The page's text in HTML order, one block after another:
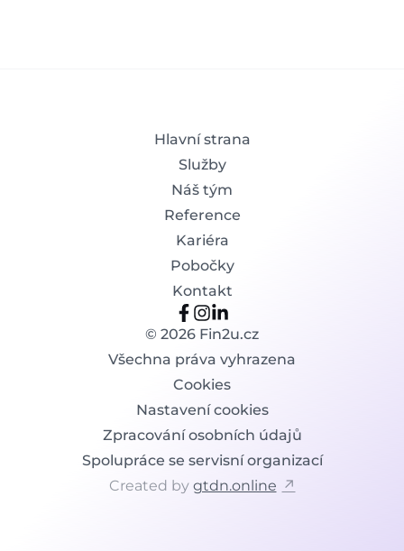
Hlavní strana
Služby
Náš tým
Reference
Kariéra
Pobočky
Kontakt
© 2026 Fin2u.cz
Všechna práva vyhrazena
Cookies
Nastavení cookies
Zpracování osobních údajů
Spolupráce se servisní organizací
Created by gtdn.online ↗